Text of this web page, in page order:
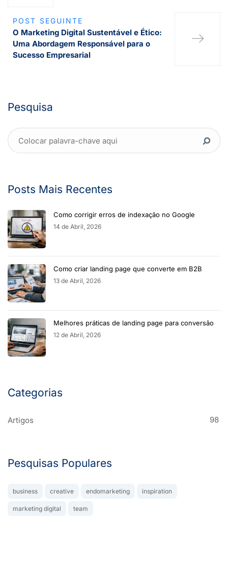
POST SEGUINTE
O Marketing Digital Sustentável e Ético:
Uma Abordagem Responsável para o
Sucesso Empresarial
Pesquisa
Posts Mais Recentes
Como corrigir erros de indexação no Google
14 de Abril, 2026
Como criar landing page que converte em B2B
13 de Abril, 2026
Melhores práticas de landing page para conversão
12 de Abril, 2026
Categorias
Artigos 98
Pesquisas Populares
business creative endomarketing inspiration
marketing digital team